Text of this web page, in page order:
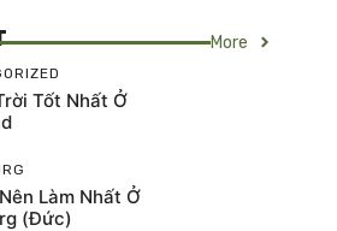
More
Tốt Nhất Ở
Làm Nhất Ở
(Đức)